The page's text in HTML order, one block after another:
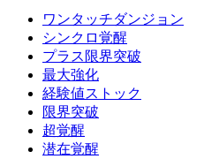
ワンタッチダンジョン
シンクロ覚醒
プラス限界突破
最大強化
経験値ストック
限界突破
超覚醒
潜在覚醒